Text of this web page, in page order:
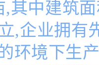
,其中建筑
,企业拥
环境下生